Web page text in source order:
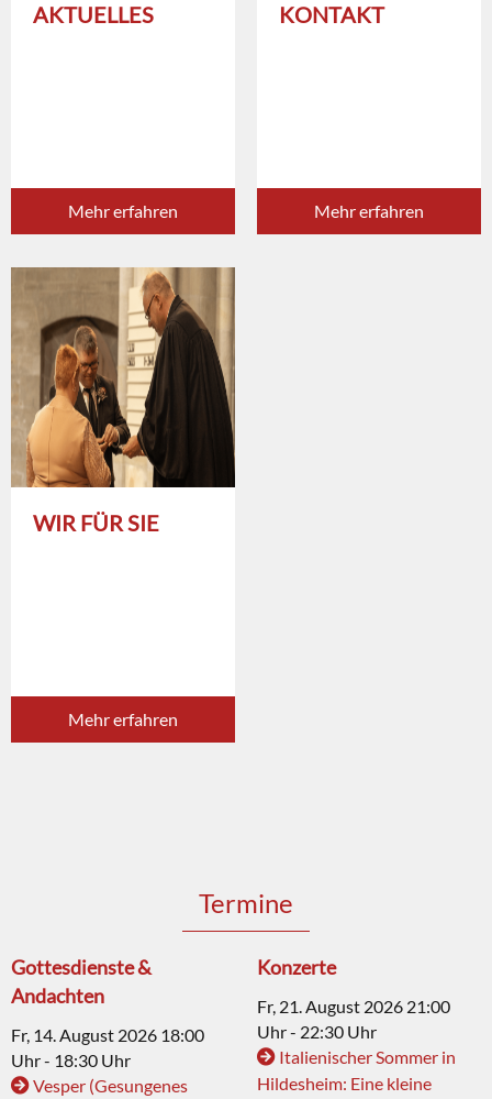
AKTUELLES
Mehr erfahren
KONTAKT
Mehr erfahren
WIR FÜR SIE
Mehr erfahren
Termine
Gottesdienste &
Andachten
Fr, 14. August 2026 18:00
Uhr - 18:30 Uhr
Vesper (Gesungenes
Konzerte
Fr, 21. August 2026 21:00
Uhr - 22:30 Uhr
Italienischer Sommer in
Hildesheim: Eine kleine